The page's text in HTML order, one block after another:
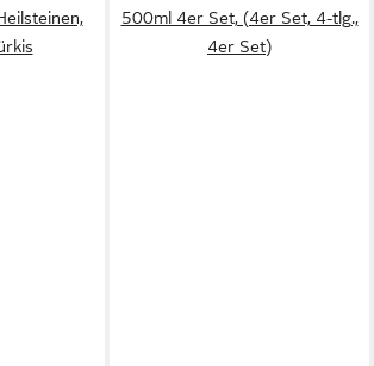
500ml 4er Set, (4er Set, 4-tlg.,
4er Set)